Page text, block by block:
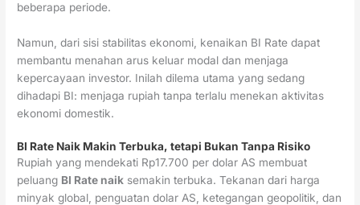
beberapa periode.
Namun, dari sisi stabilitas ekonomi, kenaikan BI Rate dapat
membantu menahan arus keluar modal dan menjaga
kepercayaan investor. Inilah dilema utama yang sedang
dihadapi BI: menjaga rupiah tanpa terlalu menekan aktivitas
ekonomi domestik.
BI Rate Naik Makin Terbuka, tetapi Bukan Tanpa Risiko
Rupiah yang mendekati Rp17.700 per dolar AS membuat
peluang BI Rate naik semakin terbuka. Tekanan dari harga
minyak global, penguatan dolar AS, ketegangan geopolitik, dan